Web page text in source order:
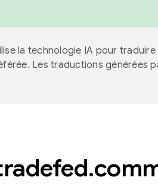
la technologie IA pour traduire
Les traductions générées
.